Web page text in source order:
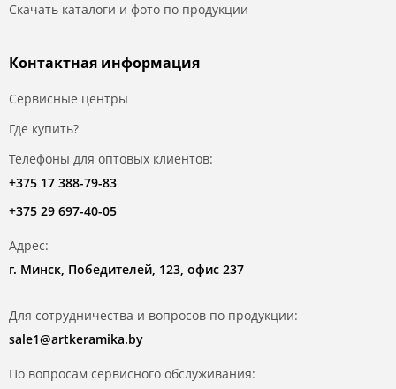
Скачать каталоги и фото по продукции
Контактная информация
Сервисные центры
Где купить?
Телефоны для оптовых клиентов:
+375 17 388-79-83
+375 29 697-40-05
Адрес:
г. Минск, Победителей, 123, офис 237
Для сотрудничества и вопросов по продукции:
sale1@artkeramika.by
По вопросам сервисного обслуживания: